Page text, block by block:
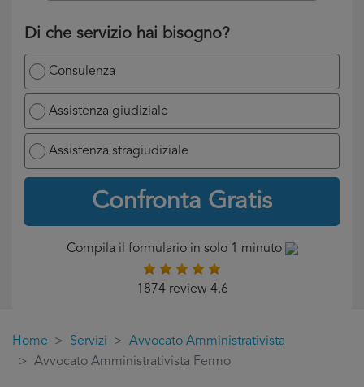
Di che servizio hai bisogno?
Consulenza
Assistenza giudiziale
Assistenza stragiudiziale
Confronta Gratis
Compila il formulario in solo 1 minuto
1874 review 4.6
Home Servizi
Avvocato Amministrativista
Avvocato Amministrativista Fermo